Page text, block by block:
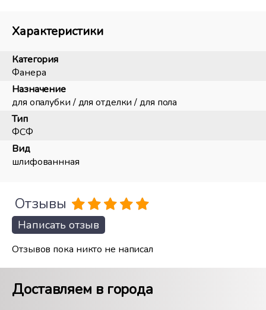
Характеристики
Категория
Фанера
Назначение
для опалубки / для отделки / для пола
Тип
ФСФ
Вид
шлифованнная
Отзывы
Написать отзыв
Отзывов пока никто не написал
Доставляем в города